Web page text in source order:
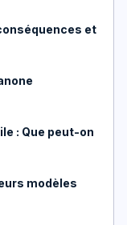
et
: Que peut-on
modèles